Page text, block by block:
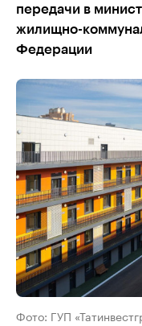
передачи в
жилищно-
Федерации
Фото: ГУП